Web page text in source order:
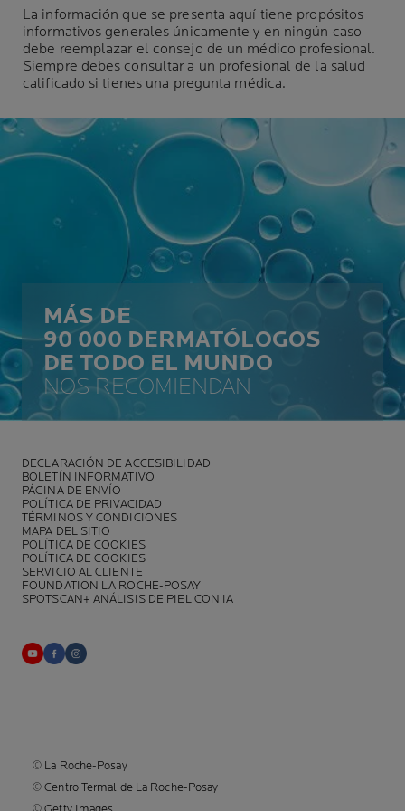
La información que se presenta aquí tiene propósitos
informativos generales únicamente y en ningún caso
debe reemplazar el consejo de un médico profesional.
Siempre debes consultar a un profesional de la salud
calificado si tienes una pregunta médica.
MÁS DE
90 000 DERMATÓLOGOS
DE TODO EL MUNDO
NOS RECOMIENDAN
DECLARACIÓN DE ACCESIBILIDAD
BOLETÍN INFORMATIVO
PÁGINA DE ENVÍO
POLÍTICA DE PRIVACIDAD
TÉRMINOS Y CONDICIONES
MAPA DEL SITIO
POLÍTICA DE COOKIES
POLÍTICA DE COOKIES
SERVICIO AL CLIENTE
FOUNDATION LA ROCHE-POSAY
SPOTSCAN+ ANÁLISIS DE PIEL CON IA
© La Roche-Posay
© Centro Termal de La Roche-Posay